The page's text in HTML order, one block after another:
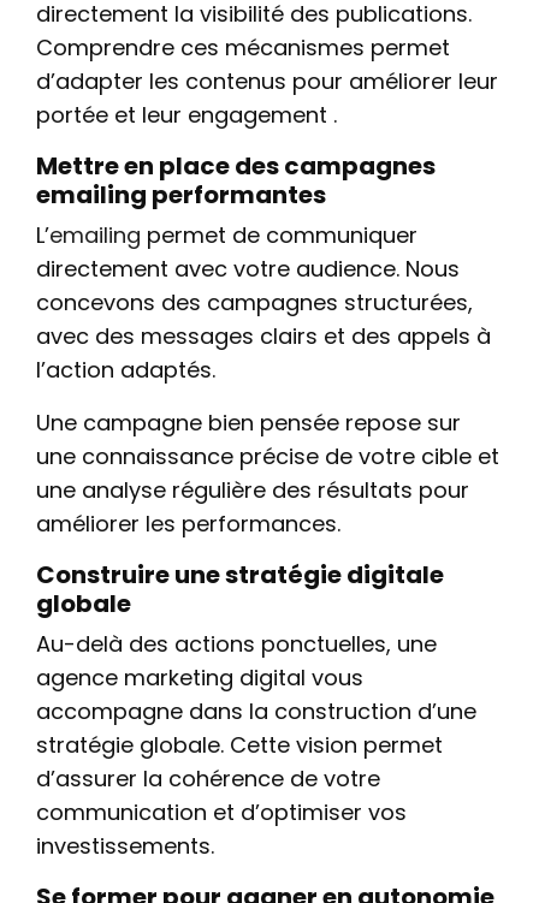
directement la visibilité des publications.
Comprendre ces mécanismes permet
d’adapter les contenus pour améliorer leur
portée et leur engagement .
Mettre en place des campagnes
emailing performantes
L’emailing permet de communiquer
directement avec votre audience. Nous
concevons des campagnes structurées,
avec des messages clairs et des appels à
l’action adaptés.
Une campagne bien pensée repose sur
une connaissance précise de votre cible et
une analyse régulière des résultats pour
améliorer les performances.
Construire une stratégie digitale
globale
Au-delà des actions ponctuelles, une
agence marketing digital vous
accompagne dans la construction d’une
stratégie globale. Cette vision permet
d’assurer la cohérence de votre
communication et d’optimiser vos
investissements.